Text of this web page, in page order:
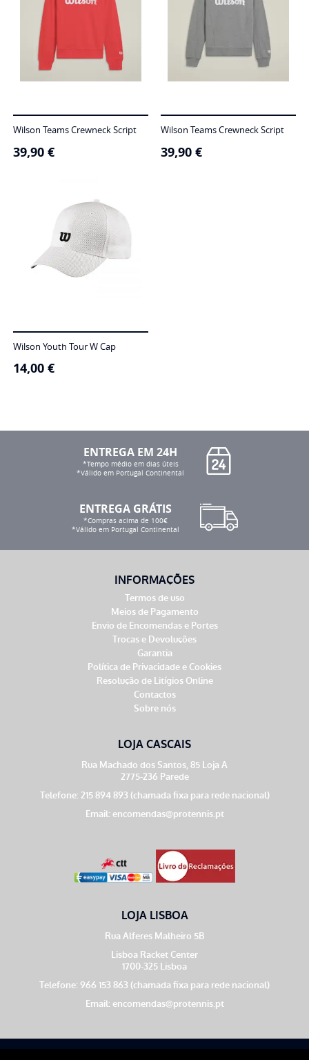
Wilson Teams Crewneck Script
39,90 €
Wilson Teams Crewneck Script
39,90 €
Wilson Youth Tour W Cap
14,00 €
ENTREGA EM 24H
*Tempo médio em dias úteis
*Válido em Portugal Continental
ENTREGA GRÁTIS
*Compras acima de 100€
*Válido em Portugal Continental
INFORMAÇÕES
Termos de uso
Meios de Pagamento
Envio de Encomendas e Portes
Trocas e Devoluções
Garantia
Política de Privacidade e Cookies
Resolução de Litígios Online
Contactos
Sobre nós
LOJA CASCAIS
Rua Machado dos Santos, 85 Loja A
2775-236 Parede
Telefone: 215 894 893 (chamada fixa para rede nacional)
Email: encomendas@protennis.pt
LOJA LISBOA
Rua Alferes Malheiro 5B
Lisboa Racket Center
1700-325 Lisboa
Telefone: 966 153 863 (chamada fixa para rede nacional)
Email: encomendas@protennis.pt